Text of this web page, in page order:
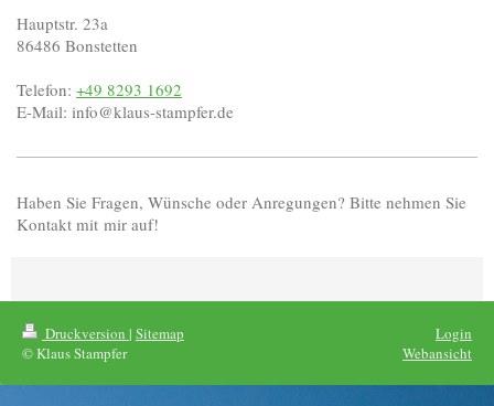
Hauptstr. 23a
86486 Bonstetten
Telefon: +49 8293 1692
E-Mail: info@klaus-stampfer.de
Haben Sie Fragen, Wünsche oder Anregungen? Bitte nehmen Sie
Kontakt mit mir auf!
Druckversion | Sitemap
© Klaus Stampfer
Login
Webansicht